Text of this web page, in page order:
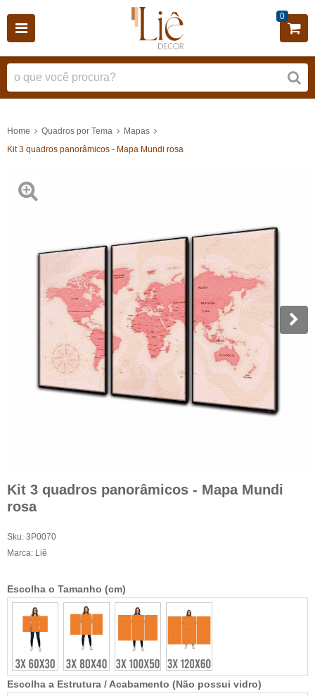
0
Home Quadros por Tema
Mapas
Kit 3 quadros panorâmicos - Mapa Mundi rosa
Kit 3 quadros panorâmicos - Mapa Mundi
rosa
Sku: 3P0070
Marca: Liê
Escolha a Estrutura / Acabamento (Não possui vidro)
Escolha o Tamanho (cm)